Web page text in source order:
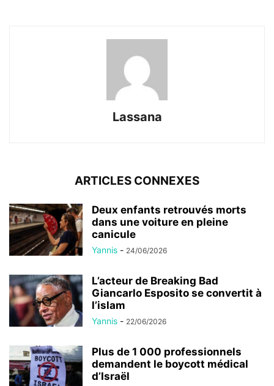
Lassana
ARTICLES CONNEXES
Deux enfants retrouvés morts
dans une voiture en pleine
canicule
Yannis - 24/06/2026
L’acteur de Breaking Bad
Giancarlo Esposito se convertit à
l’islam
Yannis - 22/06/2026
Plus de 1 000 professionnels
demandent le boycott médical
d’Israël